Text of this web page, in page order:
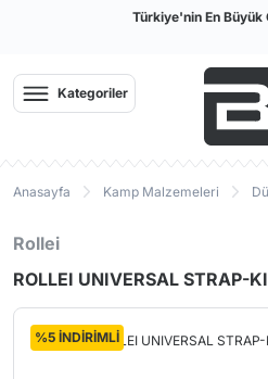
Türkiye'nin En Büyük
Kategoriler
Anasayfa Kamp Malzemeleri
Rollei
ROLLEI UNIVERSAL STRAP-
%5 İNDİRİMLİ